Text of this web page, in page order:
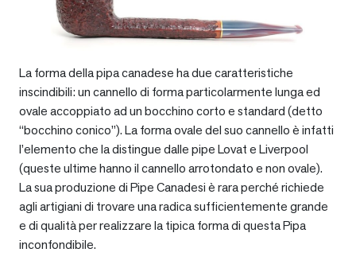
La forma della pipa canadese ha due caratteristiche
inscindibili: un cannello di forma particolarmente lunga ed
ovale accoppiato ad un bocchino corto e standard (detto
“bocchino conico”). La forma ovale del suo cannello è infatti
l’elemento che la distingue dalle pipe Lovat e Liverpool
(queste ultime hanno il cannello arrotondato e non ovale).
La sua produzione di Pipe Canadesi è rara perché richiede
agli artigiani di trovare una radica sufficientemente grande
e di qualità per realizzare la tipica forma di questa Pipa
inconfondibile.